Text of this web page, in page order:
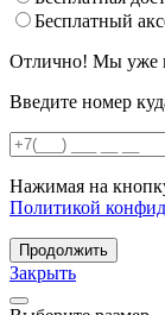
Бесплатный
Отлично! Мы уже
Введите номер
Нажимая на
Политикой
Продолжить
Закрыть